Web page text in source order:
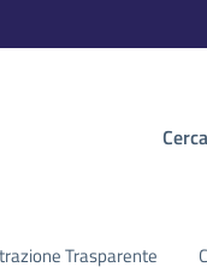
Cerca
Trasparente